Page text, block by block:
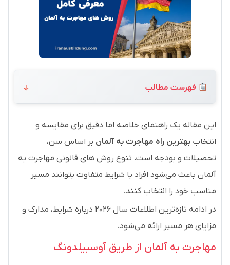
فهرست مطالب
این مقاله یک راهنمای خلاصه اما دقیق برای مقایسه و
انتخاب بهترین راه مهاجرت به آلمان بر اساس سن،
تحصیلات و بودجه است. تنوع روش های قانونی مهاجرت به
آلمان باعث می‌شود افراد با شرایط متفاوت بتوانند مسیر
مناسب خود را انتخاب کنند.
در ادامه تازه‌ترین اطلاعات سال ۲۰۲۶ درباره شرایط، مدارک و
مزایای هر مسیر ارائه می‌شود.
مهاجرت به آلمان از طریق آوسبیلدونگ